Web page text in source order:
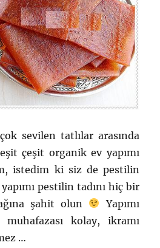
sevilen tatlılar arasında
çeşit organik ev yapımı
istedim ki siz de pestilin
pestilin tadını hiç bir
şahit olun
Yapımı
kolay, ikramı
…